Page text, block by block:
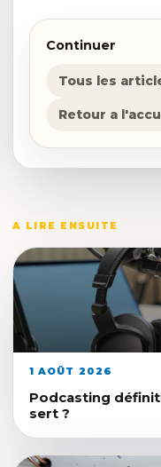
Continuer
Tous les
Retour a
A LIRE ENSUITE
1 AOÛT 2026
Podcasting
sert ?